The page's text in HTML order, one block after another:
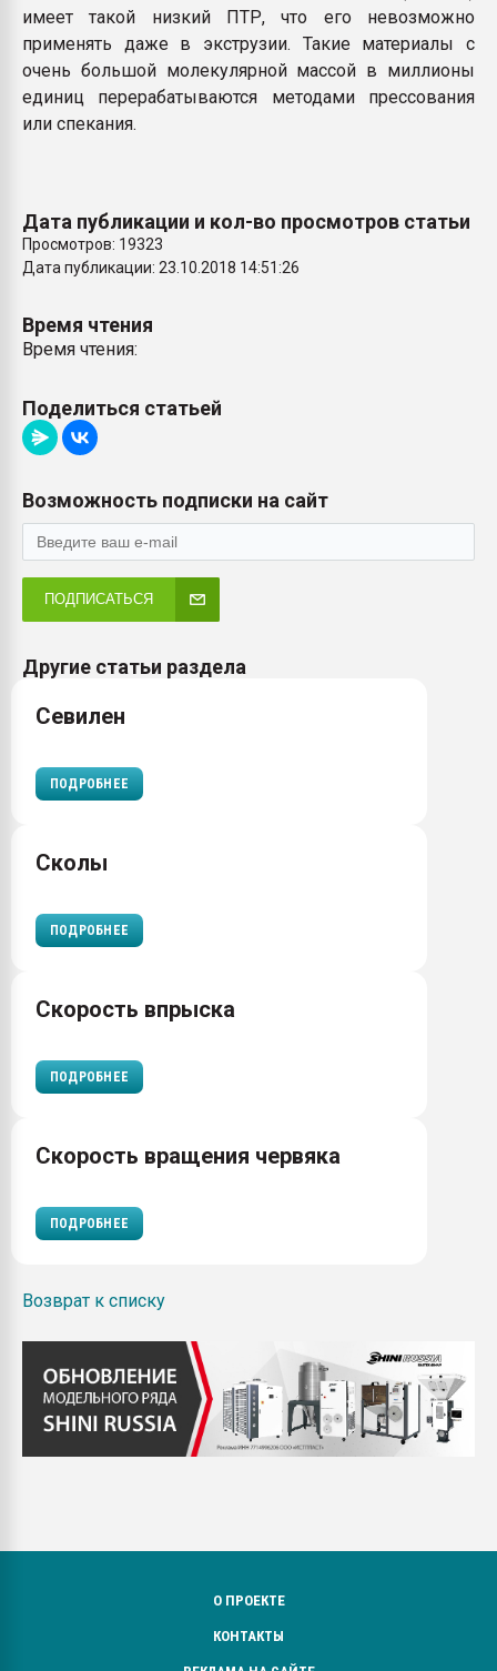
имеет такой низкий ПТР, что его невозможно
применять даже в экструзии. Такие материалы с
очень большой молекулярной массой в миллионы
единиц перерабатываются методами прессования
или спекания.
Дата публикации и кол-во просмотров статьи
Просмотров: 19323
Дата публикации: 23.10.2018 14:51:26
Время чтения
Время чтения:
Поделиться статьей
Возможность подписки на сайт
ПОДПИСАТЬСЯ
Другие статьи раздела
Севилен
ПОДРОБНЕЕ
Сколы
ПОДРОБНЕЕ
Скорость впрыска
ПОДРОБНЕЕ
Скорость вращения червяка
ПОДРОБНЕЕ
Возврат к списку
О ПРОЕКТЕ
КОНТАКТЫ